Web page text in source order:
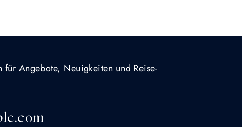
für Angebote, Neuigkeiten und Reise-